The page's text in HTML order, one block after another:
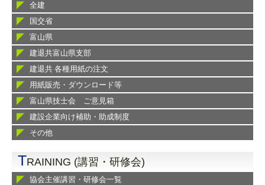
全建
国交省
富山県
建退共富山県支部
建退共 各種用紙の注文
用紙販売・ダウンロード等
富山県技士会 ご意見箱
建設企業向け補助・助成制度
その他
TRAINING (講習・研修会)
協会主催講習・研修会一覧